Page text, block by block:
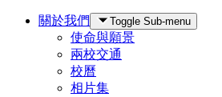
關於我們 Toggle Sub-menu
使命與願景
兩校交通
校曆
相片集